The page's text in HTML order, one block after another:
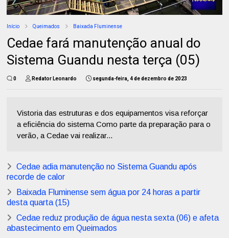
Início Queimados Baixada Fluminense
Cedae fará manutenção anual do
Sistema Guandu nesta terça (05)
0 Redator Leonardo segunda-feira, 4 de dezembro de 2023
Vistoria das estruturas e dos equipamentos visa reforçar
a eficiência do sistema Como parte da preparação para o
verão, a Cedae vai realizar...
Cedae adia manutenção no Sistema Guandu após
recorde de calor
Baixada Fluminense sem água por 24 horas a partir
desta quarta (15)
Cedae reduz produção de água nesta sexta (06) e afeta
abastecimento em Queimados